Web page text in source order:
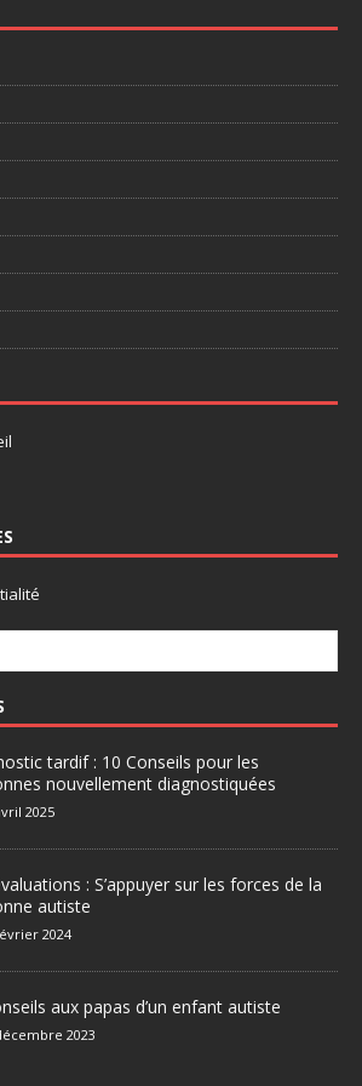
tardif : 10 Conseils pour les
nouvellement diagnostiquées
2025
: S’appuyer sur les forces de la
autiste
2024
aux papas d’un enfant autiste
2023